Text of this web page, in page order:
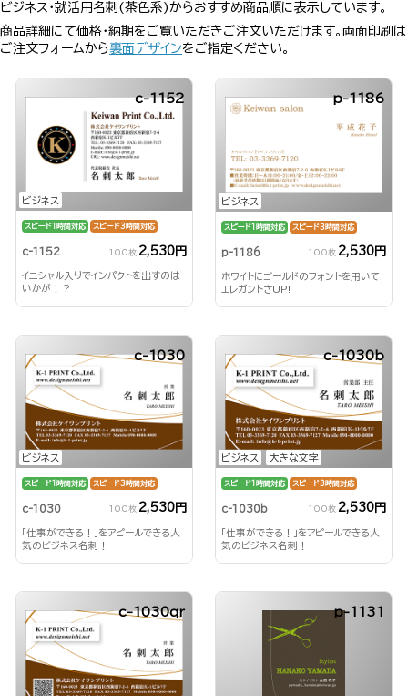
ビジネス・就活用名刺(茶色系)からおすすめ商品順に表示しています。
商品詳細にて価格・納期をご覧いただきご注文いただけます。両面印刷は
ご注文フォームから裏面デザインをご指定ください。
ビジネス
c-1152
スピード1時間対応 スピード3時間対応
c-1152 100枚 2,530円
イニシャル入りでインパクトを出すのは
いかが！？
ビジネス
p-1186
スピード1時間対応 スピード3時間対応
p-1186 100枚 2,530円
ホワイトにゴールドのフォントを用いて
エレガントさUP!
ビジネス
c-1030
スピード1時間対応 スピード3時間対応
c-1030 100枚 2,530円
「仕事ができる！」をアピールできる人
気のビジネス名刺！
ビジネス 大きな文字
c-1030b
スピード1時間対応 スピード3時間対応
c-1030b 100枚 2,530円
「仕事ができる！」をアピールできる人
気のビジネス名刺！
c-1030qr p-1131